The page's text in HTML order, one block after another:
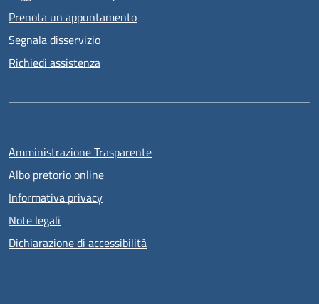
Prenota un appuntamento
Segnala disservizio
Richiedi assistenza
Amministrazione Trasparente
Albo pretorio online
Informativa privacy
Note legali
Dichiarazione di accessibilità